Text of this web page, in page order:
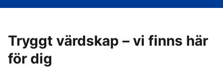
Tryggt värdskap – vi finns här
för dig